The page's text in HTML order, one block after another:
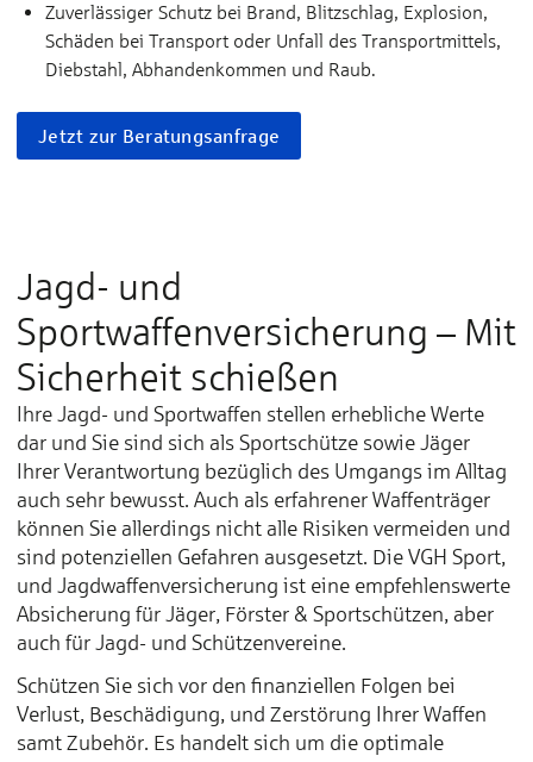
Zuverlässiger Schutz bei Brand, Blitzschlag, Explosion,
Schäden bei Transport oder Unfall des Transportmittels,
Diebstahl, Abhandenkommen und Raub.
Jetzt zur Beratungsanfrage
Jagd- und
Sportwaffenversicherung – Mit
Sicherheit schießen
Ihre Jagd- und Sportwaffen stellen erhebliche Werte
dar und Sie sind sich als Sportschütze sowie Jäger
Ihrer Verantwortung bezüglich des Umgangs im Alltag
auch sehr bewusst. Auch als erfahrener Waffenträger
können Sie allerdings nicht alle Risiken vermeiden und
sind potenziellen Gefahren ausgesetzt. Die VGH Sport,
und Jagdwaffenversicherung ist eine empfehlenswerte
Absicherung für Jäger, Förster & Sportschützen, aber
auch für Jagd- und Schützenvereine.
Schützen Sie sich vor den finanziellen Folgen bei
Verlust, Beschädigung, und Zerstörung Ihrer Waffen
samt Zubehör. Es handelt sich um die optimale